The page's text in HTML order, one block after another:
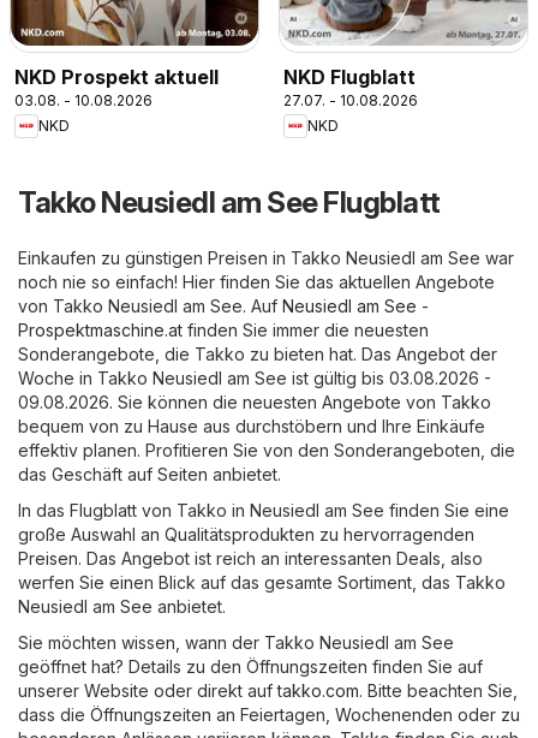
NKD Prospekt aktuell
03.08. - 10.08.2026
NKD
NKD Flugblatt
27.07. - 10.08.2026
NKD
Takko Neusiedl am See Flugblatt
Einkaufen zu günstigen Preisen in Takko Neusiedl am See war
noch nie so einfach! Hier finden Sie das aktuellen Angebote
von Takko Neusiedl am See. Auf Neusiedl am See -
Prospektmaschine.at finden Sie immer die neuesten
Sonderangebote, die Takko zu bieten hat. Das Angebot der
Woche in Takko Neusiedl am See ist gültig bis 03.08.2026 -
09.08.2026. Sie können die neuesten Angebote von Takko
bequem von zu Hause aus durchstöbern und Ihre Einkäufe
effektiv planen. Profitieren Sie von den Sonderangeboten, die
das Geschäft auf Seiten anbietet.
In das Flugblatt von Takko in Neusiedl am See finden Sie eine
große Auswahl an Qualitätsprodukten zu hervorragenden
Preisen. Das Angebot ist reich an interessanten Deals, also
werfen Sie einen Blick auf das gesamte Sortiment, das Takko
Neusiedl am See anbietet.
Sie möchten wissen, wann der Takko Neusiedl am See
geöffnet hat? Details zu den Öffnungszeiten finden Sie auf
unserer Website oder direkt auftakko.com. Bitte beachten Sie,
dass die Öffnungszeiten an Feiertagen, Wochenenden oder zu